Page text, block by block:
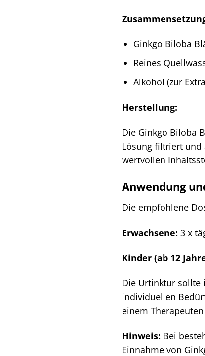
Ginkgo Biloba
Reines
Alkohol (zur
Herstellung:
Die Ginkgo Biloba
Lösung filtriert und
wertvollen
Anwendung
Die empfohlene
Erwachsene: 3 x
Kinder (ab 12
Die Urtinktur sollte
individuellen
einem
Hinweis: Bei
Einnahme von